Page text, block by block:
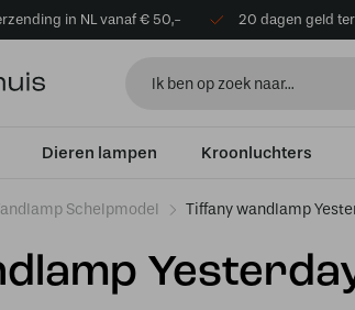
in NL vanaf € 50,- 20 dagen geld
Dieren lampen Kroonluchters
Schelpmodel Tiffany wandlamp